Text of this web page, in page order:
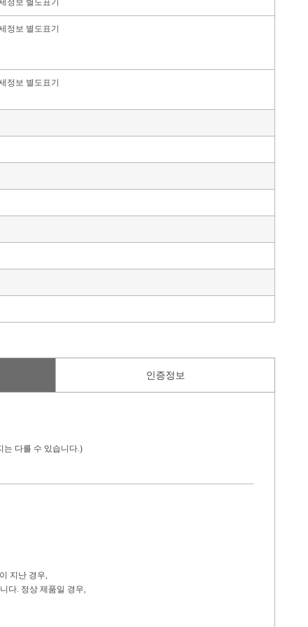
정보 별도표기
정보 별도표기
정보 별도표기
인증정보
는 다를 수 있습니다.)
지난 경우,
다. 정상 제품일 경우,